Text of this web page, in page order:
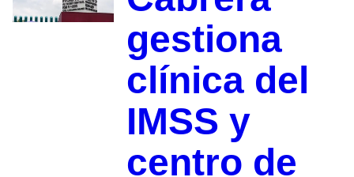
gestiona
clínica del
IMSS y
centro de